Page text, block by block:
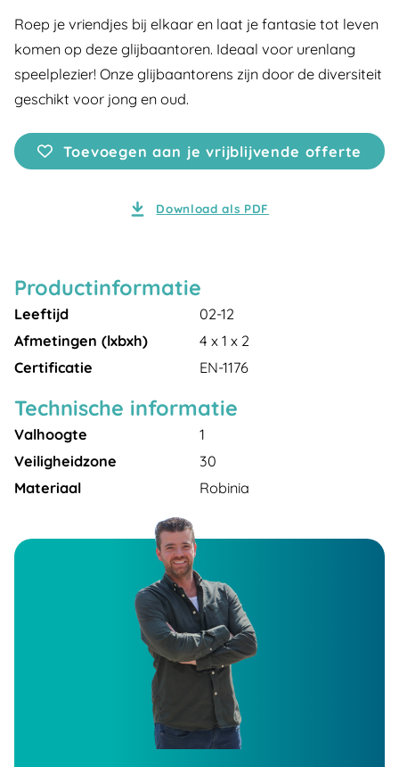
Roep je vriendjes bij elkaar en laat je fantasie tot leven
komen op deze glijbaantoren. Ideaal voor urenlang
speelplezier! Onze glijbaantorens zijn door de diversiteit
geschikt voor jong en oud.
Toevoegen aan je vrijblijvende offerte
Download als PDF
Productinformatie
Leeftijd
02-12
Afmetingen (lxbxh)
4 x 1 x 2
Certificatie
EN-1176
Technische informatie
Valhoogte
1
Veiligheidzone
30
Materiaal
Robinia